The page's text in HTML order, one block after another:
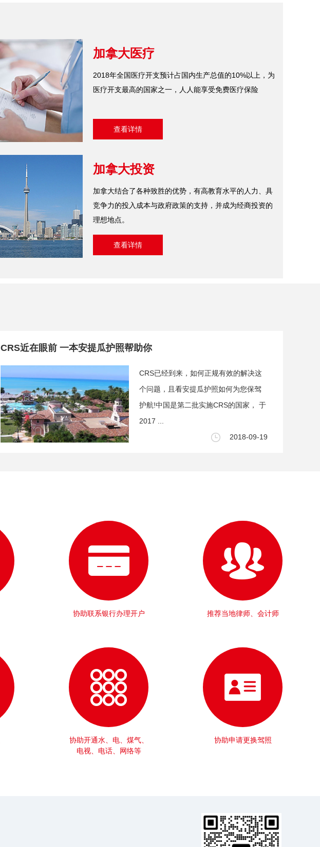
加拿大医疗
2018年全国医疗开支预计占国内生产总值的10%以上，为
医疗开支最高的国家之一，人人能享受免费医疗保险
查看详情
加拿大投资
加拿大结合了各种致胜的优势，有高教育水平的人力、具
竞争力的投入成本与政府政策的支持，并成为经商投资的
理想地点。
查看详情
CRS近在眼前 一本安提瓜护照帮助你
CRS已经到来，如何正规有效的解决这
个问题，且看安提瓜护照如何为您保驾
护航!中国是第二批实施CRS的国家， 于
2017 ...
2018-09-19
协助联系银行办理开户 推荐当地律师、会计师
协助开通水、电、煤气、
电视、电话、网络等
协助申请更换驾照